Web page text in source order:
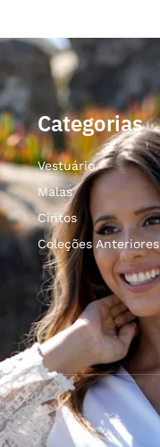
Categorias
Vestuário
Malas
Cintos
Coleções Anteriores